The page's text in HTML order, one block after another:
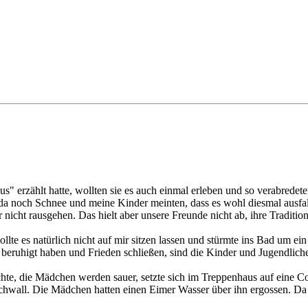
erzählt hatte, wollten sie es auch einmal erleben und so
Schnee und meine Kinder meinten, dass es wohl diesmal
rausgehen. Das hielt aber unsere Freunde nicht ab, ihre
es natürlich nicht auf mir sitzen lassen und stürmte ins Bad um
haben und Frieden schließen, sind die Kinder und
die Mädchen werden sauer, setzte sich im Treppenhaus auf eine
Die Mädchen hatten einen Eimer Wasser über ihn ergossen.